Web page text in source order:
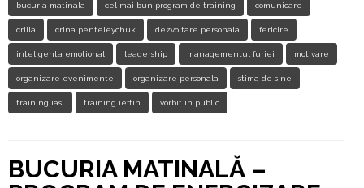
bucuria matinala cel mai bun program de training comunicare
crilia crina penteleychuk dezvoltare personala fericire
inteligenta emotional leadership managementul furiei motivare
organizare evenimente organizare personala stima de sine
training iasi training ieftin vorbit in public
BUCURIA MATINALĂ –